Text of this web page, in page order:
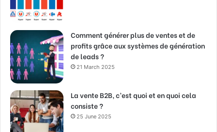
Comment générer plus de ventes et de
profits grâce aux systèmes de génération
de leads ?
21 March 2025
La vente B2B, c’est quoi et en quoi cela
consiste ?
25 June 2025